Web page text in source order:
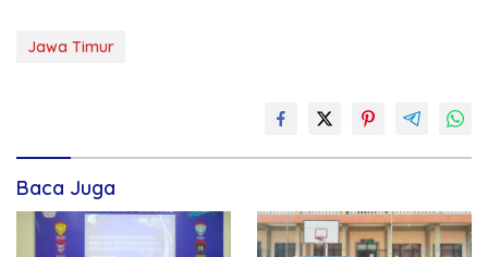
Jawa Timur
Baca Juga